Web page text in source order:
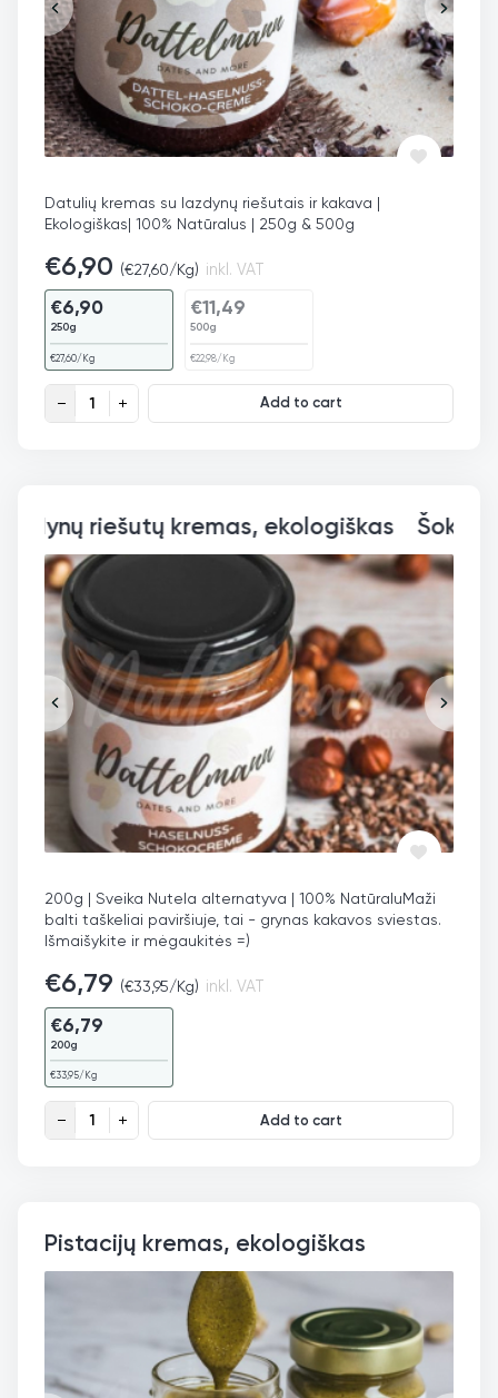
Datulių kremas su lazdynų riešutais ir kakava |
Ekologiškas| 100% Natūralus | 250g & 500g
€6,90 (€27,60/Kg) inkl. VAT
€6,90
250g
€27,60/Kg
€11,49
500g
€22,98/Kg
Datulių kremas su lazdynų riešutais ir kakava, ekologiškas
Add to cart
Šokoladinis lazdynų riešutų
200g | Sveika Nutela alternatyva | 100% NatūraluMaži
balti taškeliai paviršiuje, tai - grynas kakavos sviestas.
Išmaišykite ir mėgaukitės =)
€6,79 (€33,95/Kg) inkl. VAT
€6,79
200g
€33,95/Kg
Šokoladinis lazdynų riešutų kremas, ekologiškas quantity
Add to cart
Pistacijų kremas, ekologiškas